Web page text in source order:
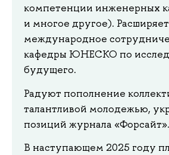
компетенции инженерных
и многое другое).
международное
кафедры ЮНЕСКО по
будущего.
Радуют пополнение
талантливой молодежью,
позиций журнала «Форсайт».
В наступающем 2025 году